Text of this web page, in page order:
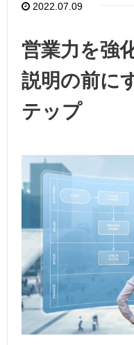
2022.07.09
営業力を強
説明の前に
テップ